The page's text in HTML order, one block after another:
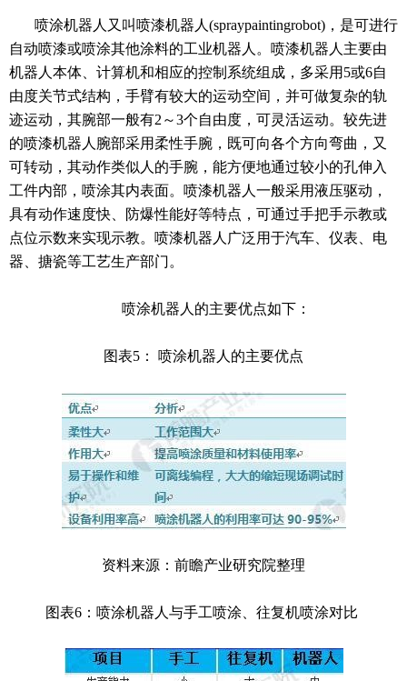
喷涂机器人又叫喷漆机器人(spraypaintingrobot)，是可进行
自动喷漆或喷涂其他涂料的工业机器人。喷漆机器人主要由
机器人本体、计算机和相应的控制系统组成，多采用5或6自
由度关节式结构，手臂有较大的运动空间，并可做复杂的轨
迹运动，其腕部一般有2～3个自由度，可灵活运动。较先进
的喷漆机器人腕部采用柔性手腕，既可向各个方向弯曲，又
可转动，其动作类似人的手腕，能方便地通过较小的孔伸入
工件内部，喷涂其内表面。喷漆机器人一般采用液压驱动，
具有动作速度快、防爆性能好等特点，可通过手把手示教或
点位示数来实现示教。喷漆机器人广泛用于汽车、仪表、电
器、搪瓷等工艺生产部门。
喷涂机器人的主要优点如下：
图表5： 喷涂机器人的主要优点
资料来源：前瞻产业研究院整理
图表6：喷涂机器人与手工喷涂、往复机喷涂对比